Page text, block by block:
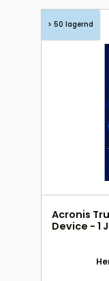
> 50 lagernd
Acronis
Device - 1